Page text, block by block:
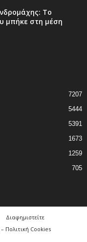
Το
μπήκε στη μέση
7207
5444
5391
1673
1259
705
Διαφημιστείτε
Πολιτική Cookies